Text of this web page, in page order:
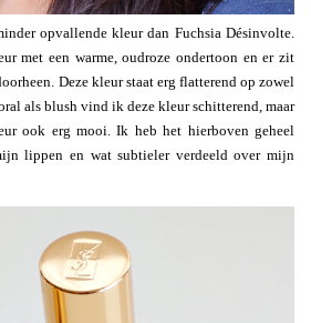
opvallende kleur dan Fuchsia Désinvolte.
met een warme, oudroze ondertoon en er zit
Deze kleur staat erg flatterend op zowel
als blush vind ik deze kleur schitterend, maar
ook erg mooi. Ik heb het hierboven geheel
lippen en wat subtieler verdeeld over mijn